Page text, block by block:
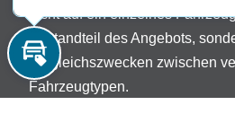
nicht auf ein einzelnes
Bestandteil des Angebots,
Vergleichszwecken zwischen
Fahrzeugtypen.
Inzahlungnahme